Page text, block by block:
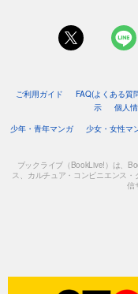
ご利用ガイド FAQ(よくある質
示
個人
少年・青年マンガ
少女・女性マ
ブックライブ（BookLive!）は、
ス、カルチュア・コンビニエンス
信